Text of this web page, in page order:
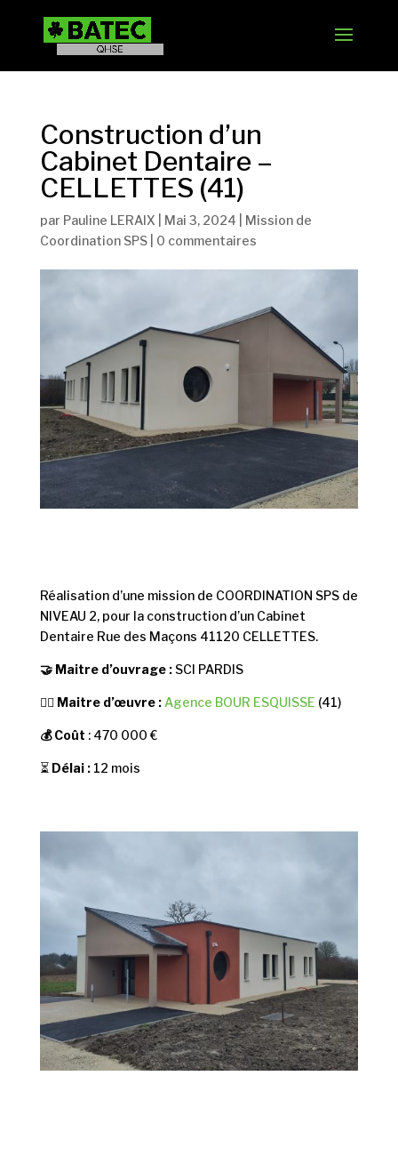
Construction d’un
Cabinet Dentaire –
CELLETTES (41)
par Pauline LERAIX Mai 3, 2024
Mission de
Coordination SPS| 0 commentaires
Réalisation d’une mission de COORDINATION SPS de
NIVEAU 2, pour la construction d’un Cabinet
Dentaire Rue des Maçons 41120 CELLETTES.
🤝 Maitre d’ouvrage :SCI PARDIS
👷‍♂️ Maitre d’œuvre : Agence BOUR ESQUISSE (41)
💰 Coût : 470 000 €
⏳ Délai :12 mois